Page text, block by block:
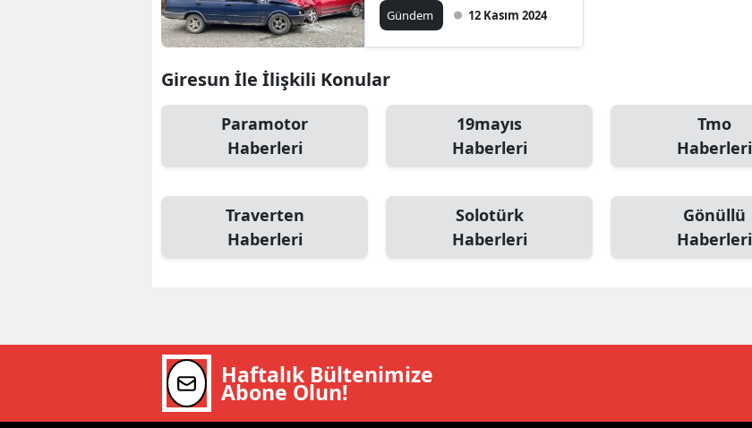
Samsun
Sinop
Gündem 12 Kasım 2024
Giresun İle İlişkili Konular
Paramotor
Haberleri
19mayıs
Haberleri
Tmo
Haberleri
Traverten
Haberleri
Solotürk
Haberleri
Gönüllü
Haberleri
Haftalık Bültenimize
Abone Olun!